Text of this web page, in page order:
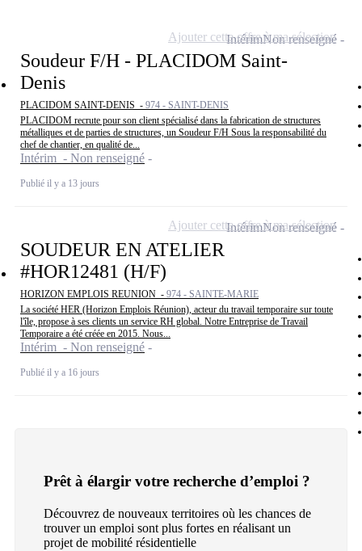
Soudeur F/H - PLACIDOM Saint-
Denis
PLACIDOM SAINT-DENIS - 974 - SAINT-DENIS
PLACIDOM recrute pour son client spécialisé dans la fabrication de structures
métalliques et de parties de structures, un Soudeur F/H Sous la responsabilité du
chef de chantier, en qualité de...
Intérim - Non renseigné
Publié il y a 13 jours
IntérimNon renseigné
Ajouter cette offre à ma sélection
SOUDEUR EN ATELIER
#HOR12481 (H/F)
HORIZON EMPLOIS REUNION - 974 - SAINTE-MARIE
La société HER (Horizon Emplois Réunion), acteur du travail temporaire sur toute
l'île, propose à ses clients un service RH global. Notre Entreprise de Travail
Temporaire a été créée en 2015. Nous...
Intérim - Non renseigné
Publié il y a 16 jours
IntérimNon renseigné
Ajouter cette offre à ma sélection
Prêt à élargir votre recherche d’emploi ?
Découvrez de nouveaux territoires où les chances de
trouver un emploi sont plus fortes en réalisant un
projet de mobilité résidentielle